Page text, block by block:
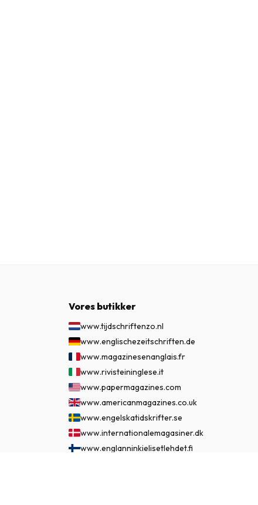
Vores butikker
www.tijdschriftenzo.nl
www.englischezeitschriften.de
www.magazinesenanglais.fr
www.rivisteininglese.it
www.papermagazines.com
www.americanmagazines.co.uk
www.engelskatidskrifter.se
www.internationalemagasiner.dk
www.englanninkielisetlehdet.fi